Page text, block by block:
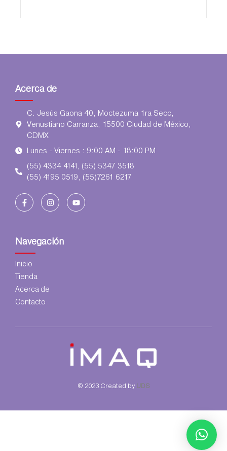
Acerca de
C. Jesús Gaona 40, Moctezuma 1ra Secc,
Venustiano Carranza, 15500 Ciudad de México,
CDMX
Lunes - Viernes : 9:00 AM - 18:00 PM
(55) 4334 4141, (55) 5347 3518
(55) 4195 0519, (55)7261 6217
Navegación
Inicio
Tienda
Acerca de
Contacto
© 2023 Created by UDS